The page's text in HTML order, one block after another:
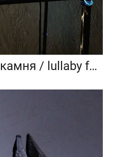
колыбельная для камня / lullaby for stone_2021